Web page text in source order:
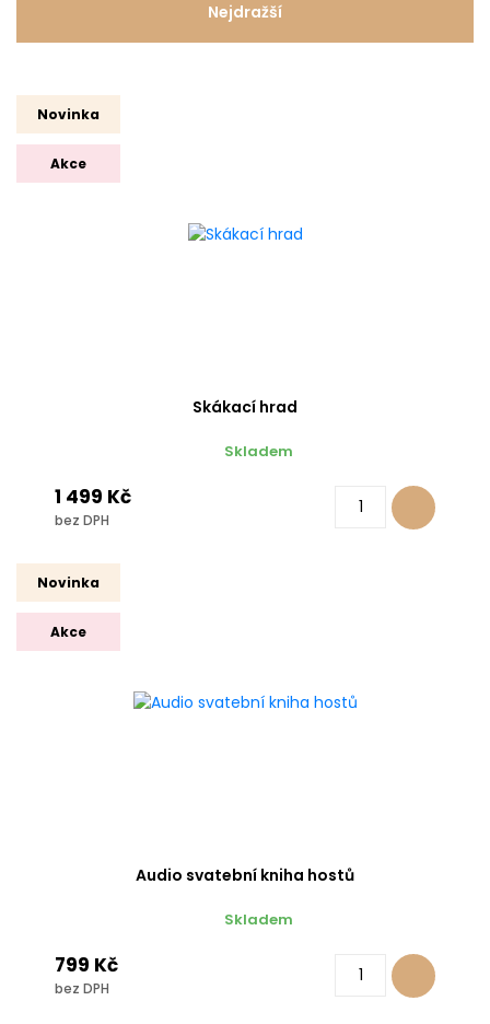
Nejdražší
Novinka
Akce
Skákací hrad
Skladem
1 499 Kč
bez DPH
Novinka
Akce
Audio svatební kniha hostů
Skladem
799 Kč
bez DPH